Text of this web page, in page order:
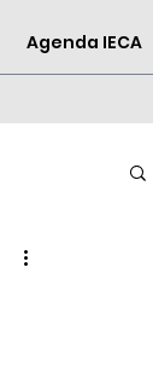
Agenda IECA